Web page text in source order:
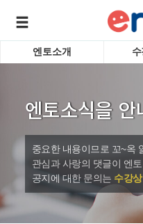
바로가기
엔토소개
엔토소식을
중요한 내용이므로 꼬~옥
관심과 사랑의 댓글이 엔
공지에 대한 문의는 수강